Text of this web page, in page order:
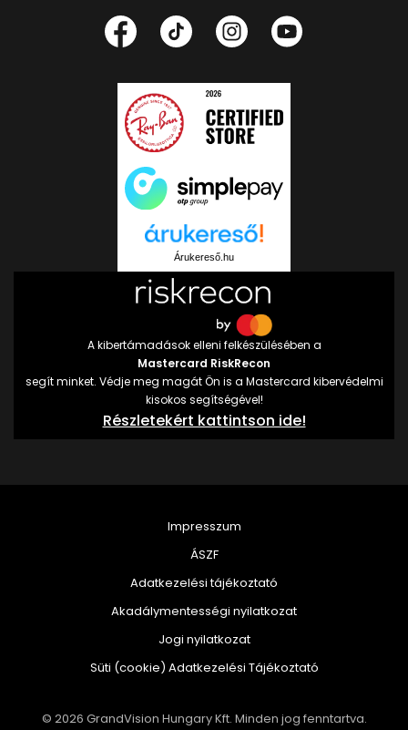
Árukereső.hu
A kibertámadások elleni felkészülésében a
Mastercard RiskRecon
segít minket. Védje meg magát Ön is a Mastercard kibervédelmi
kisokos segítségével!
Részletekért kattintson ide!
© 2026 GrandVision Hungary Kft. Minden jog fenntartva.
Impresszum
ÁSZF
Adatkezelési tájékoztató
Akadálymentességi nyilatkozat
Jogi nyilatkozat
Süti (cookie) Adatkezelési Tájékoztató